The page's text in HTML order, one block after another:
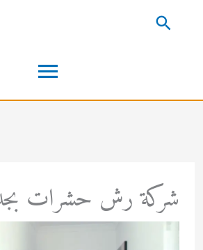
القائمة
البحث
شركة رش حشرات